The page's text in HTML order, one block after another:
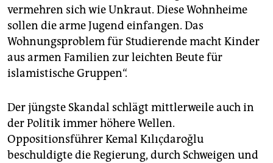
vermehren sich wie Unkraut. Diese Wohnheime
sollen die arme Jugend einfangen. Das
Wohnungsproblem für Studierende macht Kinder
aus armen Familien zur leichten Beute für
islamistische Gruppen“.
Der jüngste Skandal schlägt mittlerweile auch in
der Politik immer höhere Wellen.
Oppositionsführer Kemal Kılıçdaroğlu
beschuldigte die Regierung, durch Schweigen und